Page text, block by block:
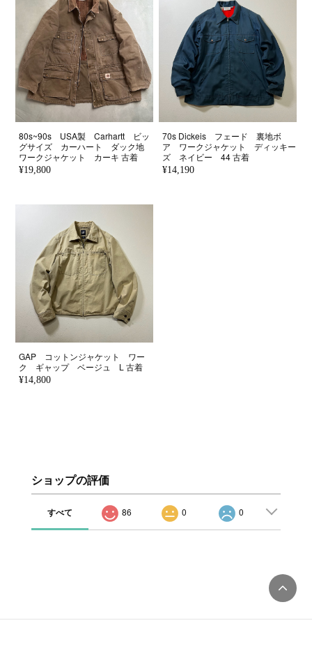
80s~90s USA製 Carhartt ビッ
グサイズ カーハート ダック地
ワークジャケット カーキ 古着
¥19,800
70s Dickeis フェード 裏地ボ
ア ワークジャケット ディッキー
ズ ネイビー 44 古着
¥14,190
GAP コットンジャケット ワー
ク ギャップ ベージュ L 古着
¥14,800
ショップの評価
すべて 86 0 0